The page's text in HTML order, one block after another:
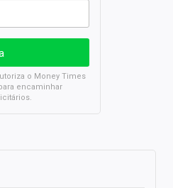
o Money Times
encaminhar